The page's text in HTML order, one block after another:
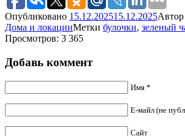
Опубликовано 15.12.202515.12.2025Автор
Дома и локацииМетки булочки, зеленый
Просмотров: 3 365
Добавь коммент
Имя *
Е-майл (не
Сайт